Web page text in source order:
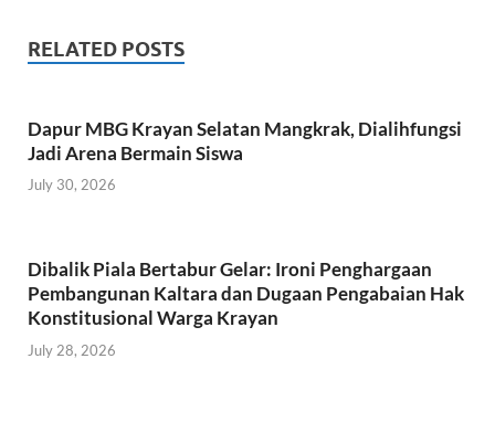
b
o
k
er s
p
p
RELATED POSTS
Dapur MBG Krayan Selatan Mangkrak, Dialihfungsi
Jadi Arena Bermain Siswa
July 30, 2026
Dibalik Piala Bertabur Gelar: Ironi Penghargaan
Pembangunan Kaltara dan Dugaan Pengabaian Hak
Konstitusional Warga Krayan
July 28, 2026